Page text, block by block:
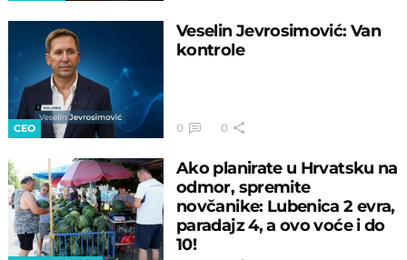
CEO
Veselin Jevrosimović: Van
kontrole
0 0
Ako planirate u Hrvatsku na
odmor, spremite
novčanike: Lubenica 2 evra,
paradajz 4, a ovo voće i do
10!